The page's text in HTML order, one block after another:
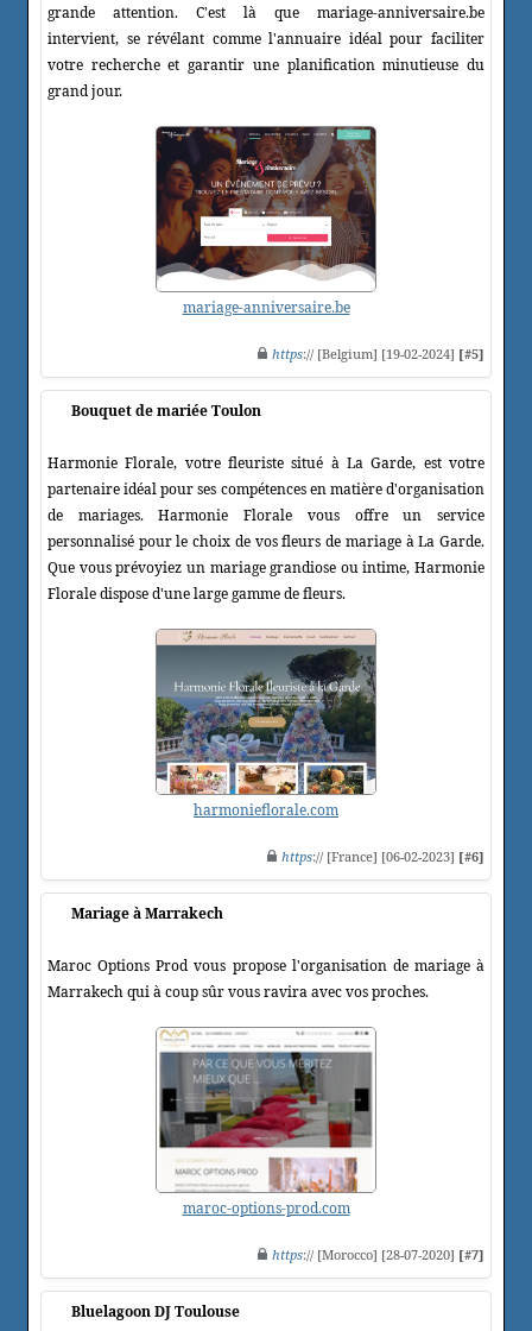
grande attention. C'est là que mariage-anniversaire.be
intervient, se révélant comme l'annuaire idéal pour faciliter
votre recherche et garantir une planification minutieuse du
grand jour.
mariage-anniversaire.be
https:// [Belgium] [19-02-2024] [#5]
Bouquet de mariée Toulon
Harmonie Florale, votre fleuriste situé à La Garde, est votre
partenaire idéal pour ses compétences en matière d'organisation
de mariages. Harmonie Florale vous offre un service
personnalisé pour le choix de vos fleurs de mariage à La Garde.
Que vous prévoyiez un mariage grandiose ou intime, Harmonie
Florale dispose d'une large gamme de fleurs.
harmonieflorale.com
https:// [France] [06-02-2023] [#6]
Mariage à Marrakech
Maroc Options Prod vous propose l'organisation de mariage à
Marrakech qui à coup sûr vous ravira avec vos proches.
maroc-options-prod.com
https:// [Morocco] [28-07-2020] [#7]
Bluelagoon DJ Toulouse